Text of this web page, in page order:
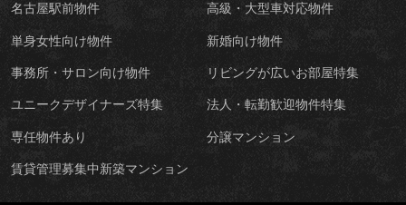
名古屋駅前物件 高級・大型車対応物件
単身女性向け物件 新婚向け物件
事務所・サロン向け物件 リビングが広いお部屋特集
ユニークデザイナーズ特集 法人・転勤歓迎物件特集
専任物件あり 分譲マンション
賃貸管理募集中新築マンション